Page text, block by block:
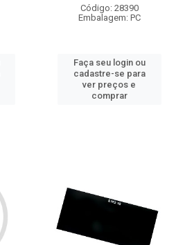
Código: 28390
Embalagem: PC
Faça seu login ou
cadastre-se para
ver preços e
comprar